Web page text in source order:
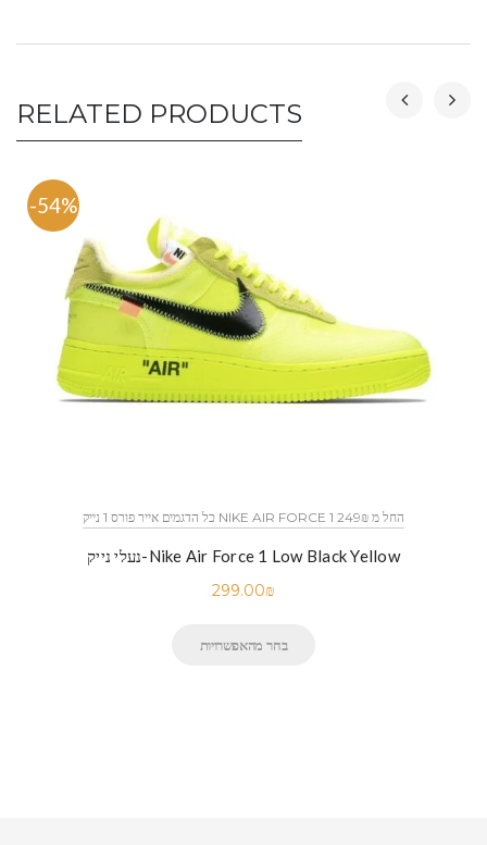
RELATED PRODUCTS
-54%
כל הדגמים אייר פורס 1 נייק NIKE AIR FORCE 1 החל מ 249₪
נעלי נייק-Nike Air Force 1 Low Black Yellow
299.00₪
בחר מהאפשרויות